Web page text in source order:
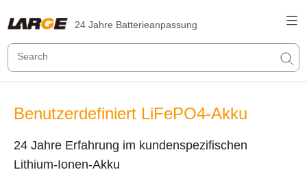
24 Jahre Batterieanpassung
Benutzerdefiniert LiFePO4-Akku
24 Jahre Erfahrung im kundenspezifischen
Lithium-Ionen-Akku